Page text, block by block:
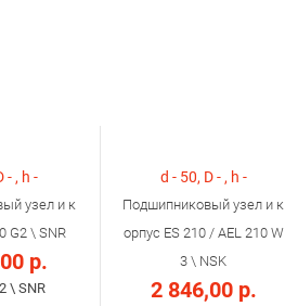
- , h -
узел и к
G2 \ SNR
р.
\ SNR
d - 50, D - , h -
Подшипниковый узел и к
орпус ES 210 / AEL 210 W
3 \ NSK
2 846,00 р.